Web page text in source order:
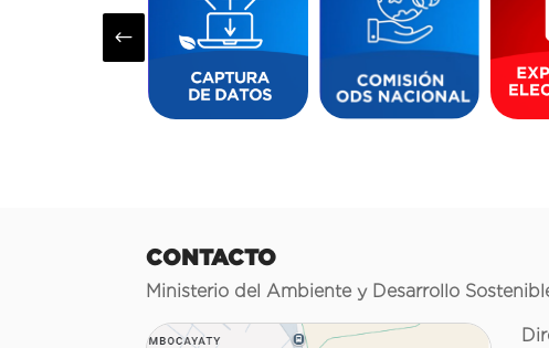
#
CONTACTO
Ministerio del Ambiente y Desarrollo